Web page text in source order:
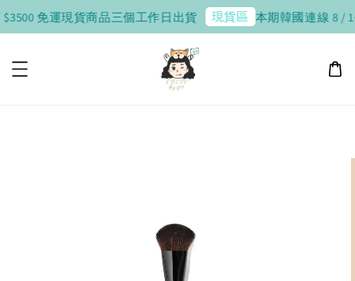
免運現貨商品三個工作日出貨 現貨區 本期韓國連線 8 /